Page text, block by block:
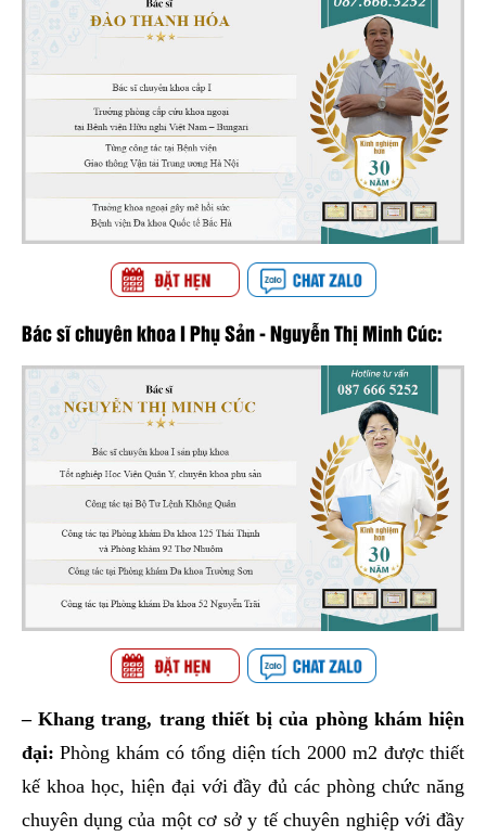
Bác sĩ chuyên khoa I Phụ Sản - Nguyễn Thị Minh Cúc:
– Khang trang, trang thiết bị của phòng khám hiện
đại: Phòng khám có tổng diện tích 2000 m2 được thiết
kế khoa học, hiện đại với đầy đủ các phòng chức năng
chuyên dụng của một cơ sở y tế chuyên nghiệp với đầy